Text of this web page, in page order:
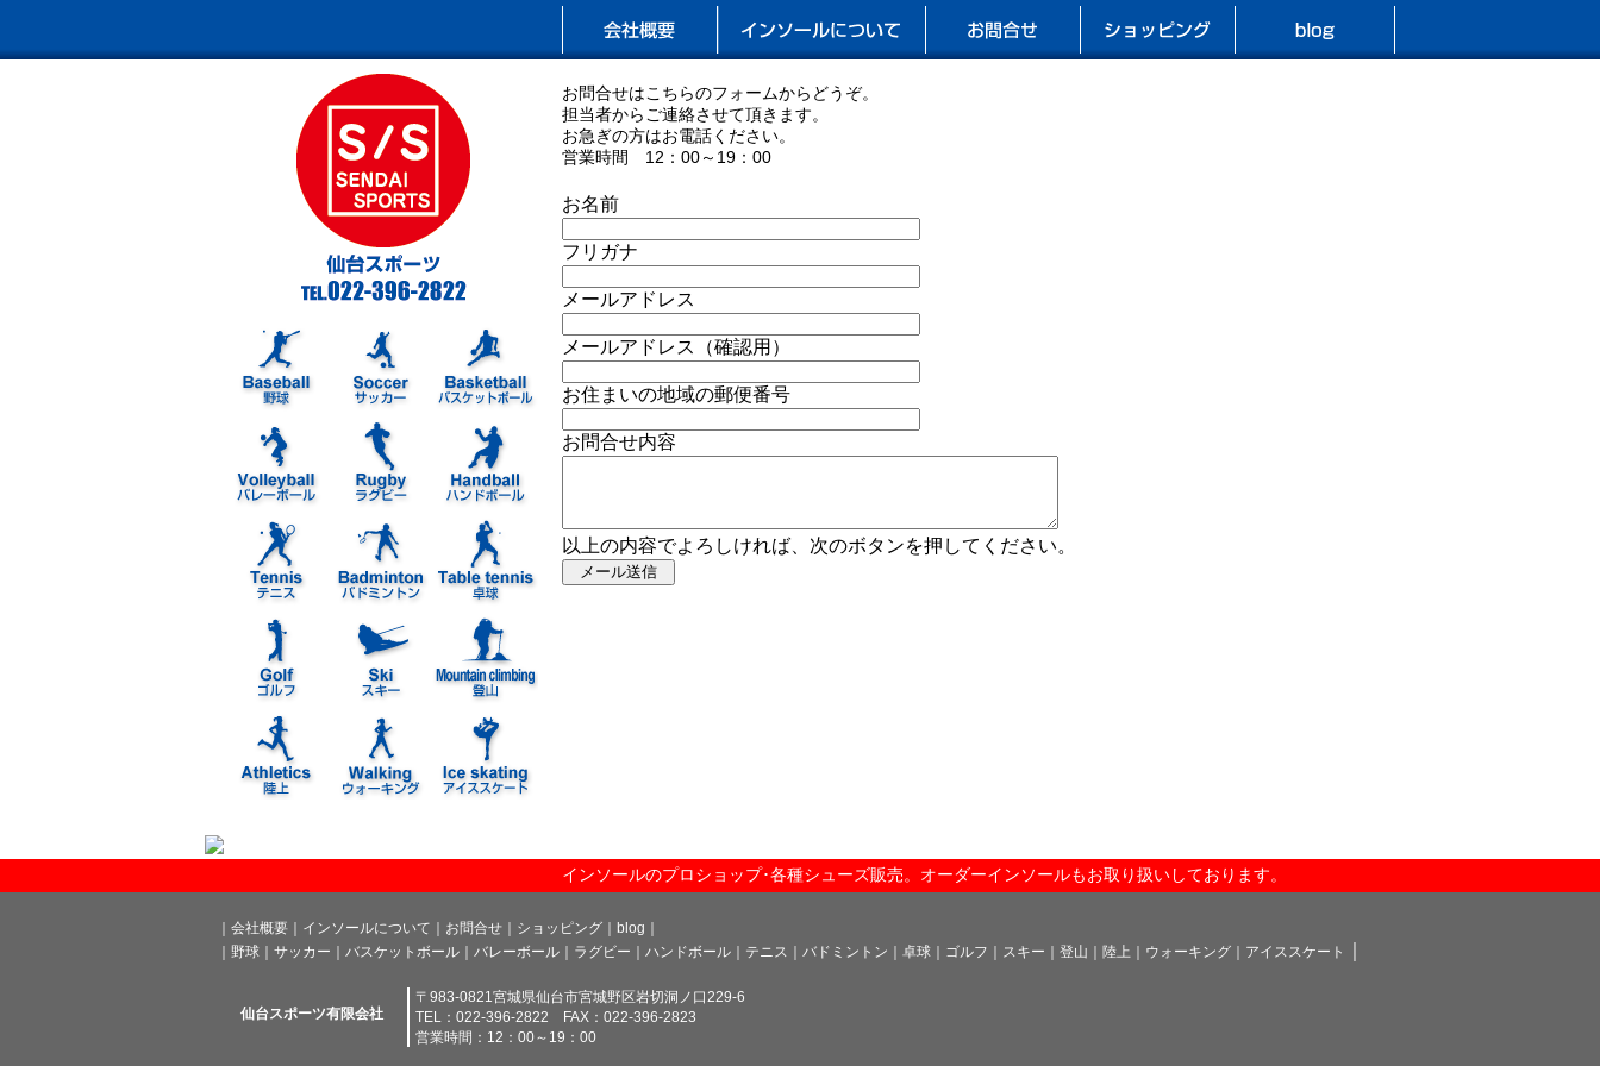
お問合せはこちらのフォームからどうぞ。
担当者からご連絡させて頂きます。
お急ぎの方はお電話ください。
営業時間 12：00～19：00
お名前
フリガナ
メールアドレス
メールアドレス（確認用）
お住まいの地域の郵便番号
お問合せ内容
以上の内容でよろしければ、次のボタンを押してください。
インソールのプロショップ･各種シューズ販売。オーダーインソールもお取り扱いしております。
｜会社概要 ｜インソールについて ｜お問合せ ｜ショッピング ｜blog｜
｜野球 ｜サッカー ｜バスケットボール ｜バレーボール ｜ラグビー ｜ハンドボール ｜テニス ｜バドミントン ｜卓球 ｜ゴルフ ｜スキー ｜登山 ｜陸上 ｜ウォーキング ｜アイススケート
仙台スポーツ有限会社
〒983-0821宮城県仙台市宮城野区岩切洞ノ口229-6
TEL：022-396-2822 FAX：022-396-2823
営業時間：12：00～19：00